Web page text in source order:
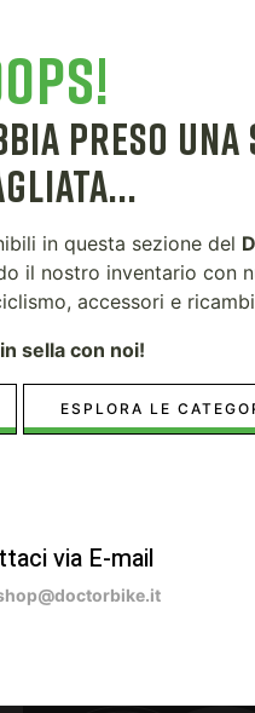
PRESO UNA
in questa sezione del
il nostro inventario con
accessori e
sella con noi!
ESPLORA LE
via E-mail